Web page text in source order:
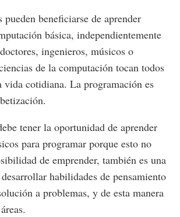
pueden beneficiarse de aprender
básica, independientemente
ingenieros, músicos o
de la computación tocan todos
vida cotidiana. La programación es
tener la oportunidad de aprender
para programar porque esto no
de emprender, también es una
habilidades de pensamiento
a problemas, y de esta manera